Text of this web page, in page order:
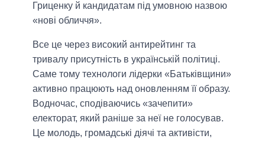
Гриценку й кандидатам під умовною назвою
«нові обличчя».
Все це через високий антирейтинг та
тривалу присутність в українській політиці.
Саме тому технологи лідерки «Батьківщини»
активно працюють над оновленням її образу.
Водночас, сподіваючись «зачепити»
електорат, який раніше за неї не голосував.
Це молодь, громадські діячі та активісти,